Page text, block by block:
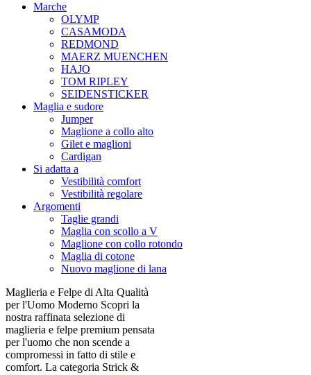
Marche
OLYMP
CASAMODA
REDMOND
MAERZ MUENCHEN
HAJO
TOM RIPLEY
SEIDENSTICKER
Maglia e sudore
Jumper
Maglione a collo alto
Gilet e maglioni
Cardigan
Si adatta a
Vestibilità comfort
Vestibilità regolare
Argomenti
Taglie grandi
Maglia con scollo a V
Maglione con collo rotondo
Maglia di cotone
Nuovo maglione di lana
Maglieria e Felpe di Alta Qualità
per l'Uomo Moderno Scopri la
nostra raffinata selezione di
maglieria e felpe premium pensata
per l'uomo che non scende a
compromessi in fatto di stile e
comfort. La categoria Strick &